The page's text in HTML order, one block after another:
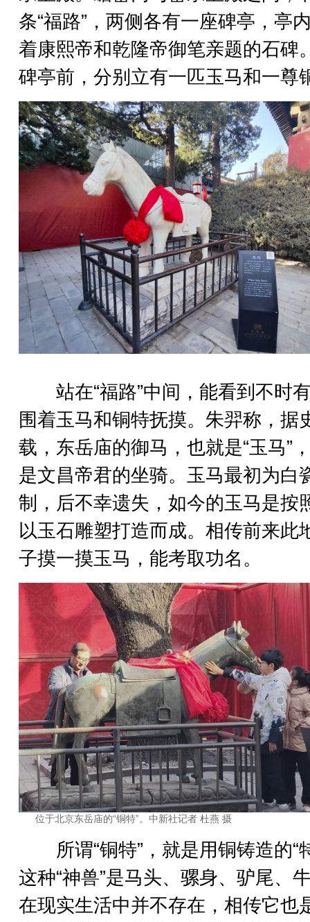
条“福路”，两侧各有一座碑亭，亭
着康熙帝和乾隆帝御笔亲题的石碑
碑亭前，分别立有一匹玉马和一尊
站在“福路”中间，能看到不时
围着玉马和铜特抚摸。朱羿称，据
载，东岳庙的御马，也就是“玉马”
是文昌帝君的坐骑。玉马最初为白
制，后不幸遗失，如今的玉马是按
以玉石雕塑打造而成。相传前来此
子摸一摸玉马，能考取功名。
位于北京东岳庙的“铜特”。中新社记者 杜燕 摄
所谓“铜特”，就是用铜铸造的“
这种“神兽”是马头、骡身、驴尾、
在现实生活中并不存在，相传它也